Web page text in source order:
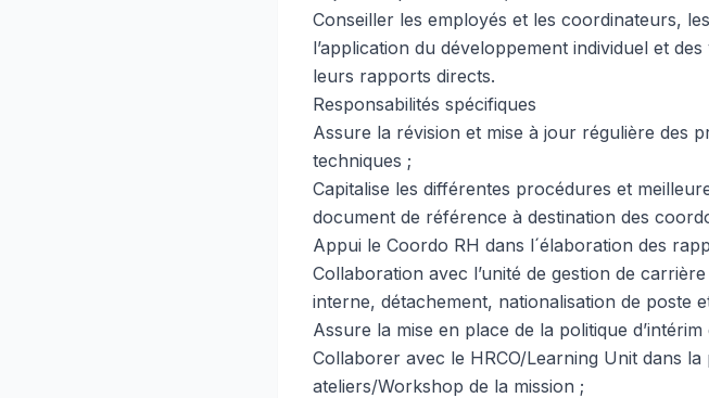
Conseiller les employés et les coordinateurs,
l’application du développement individuel et
leurs rapports directs.
Responsabilités spécifiques
Assure la révision et mise à jour régulière des
techniques ;
Capitalise les différentes procédures et
document de référence à destination des
Appui le Coordo RH dans l´élaboration des
Collaboration avec l’unité de gestion de
interne, détachement, nationalisation de poste
Assure la mise en place de la politique
Collaborer avec le HRCO/Learning Unit dans
ateliers/Workshop de la mission ;